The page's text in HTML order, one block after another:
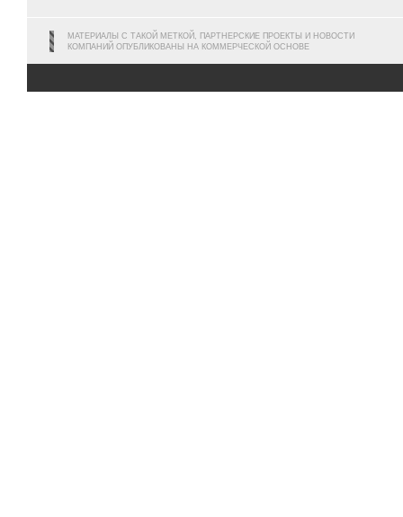
МАТЕРИАЛЫ С ТАКОЙ МЕТКОЙ, ПАРТНЕРСКИЕ ПРОЕКТЫ И НОВОСТИ
КОМПАНИЙ ОПУБЛИКОВАНЫ НА КОММЕРЧЕСКОЙ ОСНОВЕ